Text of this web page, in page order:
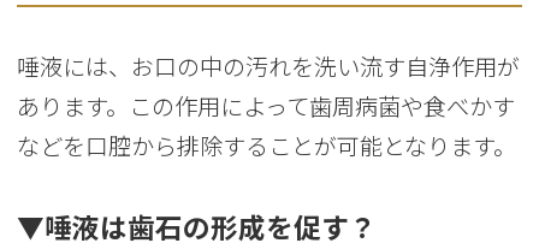
唾液には、お口の中の汚れを洗い流す自浄作用が
あります。この作用によって歯周病菌や食べかす
などを口腔から排除することが可能となります。
▼唾液は歯石の形成を促す？